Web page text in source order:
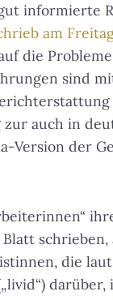
informierte
am
die
sind
zur auch in
Version der
die